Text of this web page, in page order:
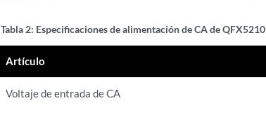
Tabla 2: Especificaciones de alimentación de CA de QFX5210
Artículo
Voltaje de entrada de CA